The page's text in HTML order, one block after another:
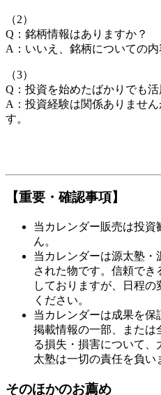
（2）
Q：銘柄情報はありますか？
A：いいえ、銘柄についての内
（3）
Q：投資を始めたばかりでも活
A：投資経験は関係ありませ
す。
【重要・確認事項】
当カレンダー販売は投
ん。
当カレンダーは源太塾
された物です。信頼で
しておりますが、日程の
ください。
当カレンダーは成果を保
掲載情報の一部、または
る損失・損害について
太塾は一切の責任を負い
そのほかのお薦め